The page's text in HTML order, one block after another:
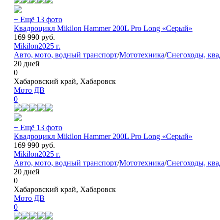
+ Ещё 13 фото
Квадроцикл Mikilon Hammer 200L Pro Long «Серый»
169 990 руб.
Mikilon2025 г.
Авто, мото, водный транспорт/Мототехника/Снегоходы,
20 дней
0
Хабаровский край, Хабаровск
Мото ДВ
0
+ Ещё 13 фото
Квадроцикл Mikilon Hammer 200L Pro Long «Серый»
169 990 руб.
Mikilon2025 г.
Авто, мото, водный транспорт/Мототехника/Снегоходы,
20 дней
0
Хабаровский край, Хабаровск
Мото ДВ
0